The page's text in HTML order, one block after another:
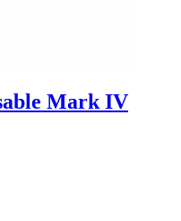
Mark IV